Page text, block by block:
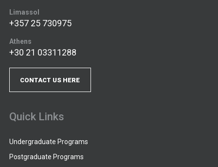
Limassol
+357 25 730975
Athens
+30 21 03311288
CONTACT US HERE
Quick Links
Undergraduate Programs
Postgraduate Programs